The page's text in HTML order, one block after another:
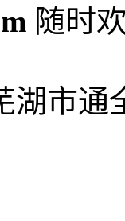
随时
湖市通